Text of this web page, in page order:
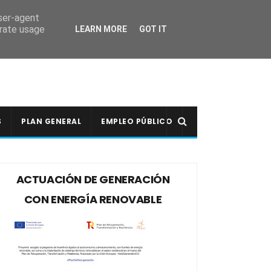
PLAN GENERAL EMPLEO PÚBLICO
ACTUACIÓN DE GENERACIÓN
CON ENERGÍA RENOVABLE
agent
usage
LEARN MORE GOT IT